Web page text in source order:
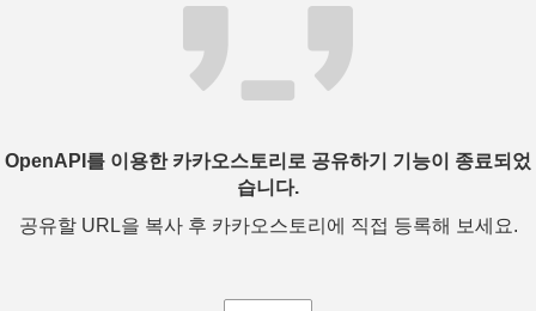
OpenAPI를 이용한 카카오스토리로 공유하기 기능이 종료되었
습니다.
공유할 URL을 복사 후 카카오스토리에 직접 등록해 보세요.